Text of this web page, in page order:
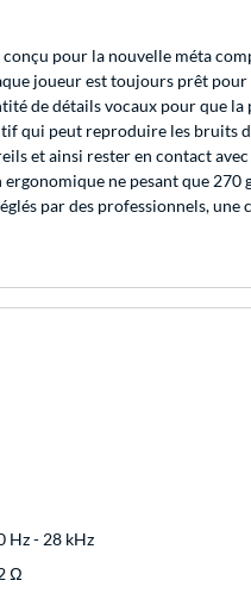
pour la nouvelle méta
joueur est toujours prêt
de détails vocaux pour que
peut reproduire les bruits
et ainsi rester en contact
ne pesant que
par des professionnels,
Hz - 28 kHz
Ω